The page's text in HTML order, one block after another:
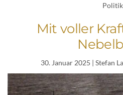
Politik
Mit voller
30. Januar 2025 | Stefan